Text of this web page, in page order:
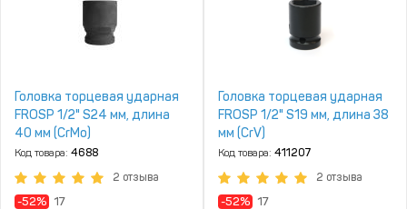
Головка торцевая ударная
FROSP 1/2" S24 мм, длина
40 мм (CrMo)
Код товара: 4688
2 отзыва
-52% 17
Головка торцевая ударная
FROSP 1/2" S19 мм, длина 38
мм (CrV)
Код товара: 411207
2 отзыва
-52% 17